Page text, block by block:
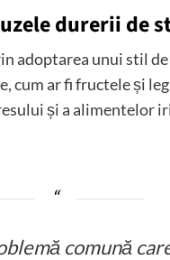
durerii de
adoptarea unui stil
cum ar fi fructele și
și a alimentelor
comună